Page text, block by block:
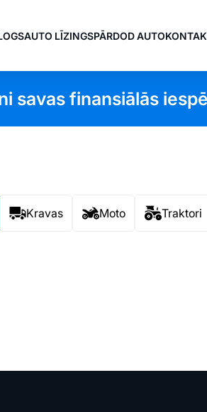
AUTO LĪZINGSPĀRDOD AUTO
savas finansiālās
Kravas Moto Traktori